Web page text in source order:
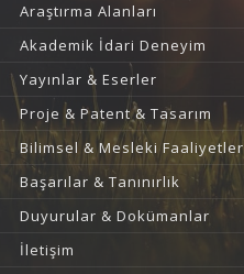
Araştırma Alanları
Akademik İdari Deneyim
Yayınlar & Eserler
Proje & Patent & Tasarım
Bilimsel & Mesleki Faaliyetler
Başarılar & Tanınırlık
Duyurular & Dokümanlar
İletişim